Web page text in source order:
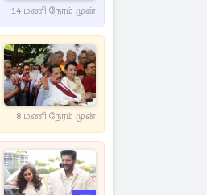
14 மணி நேரம் முன்
8 மணி நேரம் முன்